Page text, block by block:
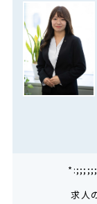
求人